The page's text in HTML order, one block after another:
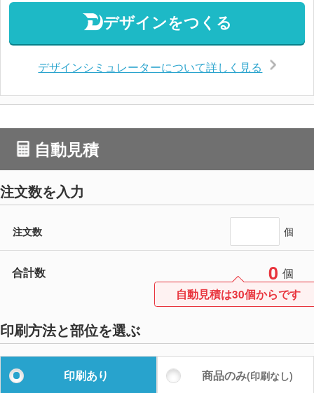
デザインをつくる
デザインシミュレーターについて詳しく見る
自動見積
注文数を入力
注文数 個
合計数 0 個
自動見積は30個からです
印刷方法と部位を選ぶ
印刷あり 商品のみ(印刷なし)